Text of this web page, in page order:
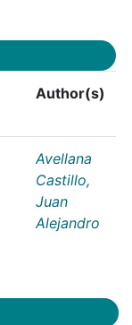
Author(s)
Avellana
Castillo,
Juan
Alejandro